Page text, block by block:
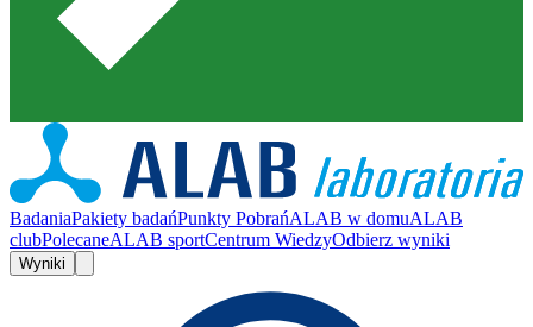
BadaniaPakiety badańPunkty PobrańALAB w domuALAB
clubPolecaneALAB sportCentrum WiedzyOdbierz wyniki
Wyniki